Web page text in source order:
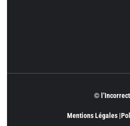
© l’Incorrect
Mentions Légales |